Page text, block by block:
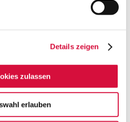
Details zeigen
zulassen
erlauben
im Alter